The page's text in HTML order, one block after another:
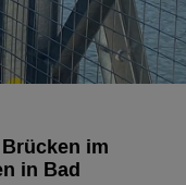
im
in Bad